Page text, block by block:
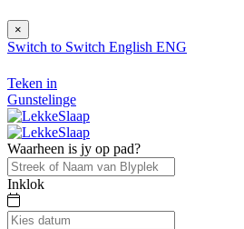
×
Switch to Switch English ENG
Teken in
Gunstelinge
Waarheen is jy op pad?
Inklok